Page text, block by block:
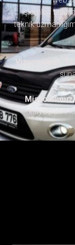
işlemleri
teknik
Vizyonumuz:
Misyonumuz:
ihtiyaçlarını